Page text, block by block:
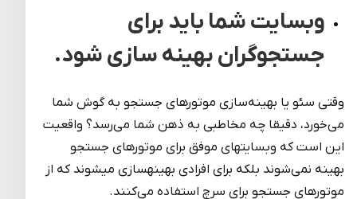
وبسایت شما باید برای
جستجوگران بهینه ­سازی شود.
وقتی سئو یا بهینه‌سازی موتورهای جستجو به گوش شما
می‌خورد، دقیقا چه مخاطبی به ذهن شما می‌رسد؟ واقعیت
این است که وبسایت­های موفق برای موتورهای جستجو
بهینه نمی‌شوند بلکه برای افرادی بهینه­سازی می­شوند که از
موتورهای جستجو برای سرچ استفاده می‌کنند.